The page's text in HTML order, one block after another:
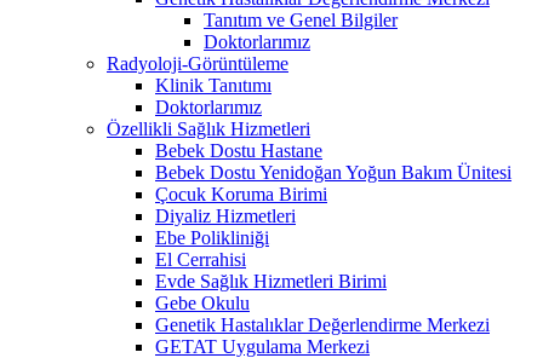
Tanıtım ve Genel Bilgiler
Doktorlarımız
Radyoloji-Görüntüleme
Klinik Tanıtımı
Doktorlarımız
Özellikli Sağlık Hizmetleri
Bebek Dostu Hastane
Bebek Dostu Yenidoğan Yoğun Bakım Ünitesi
Çocuk Koruma Birimi
Diyaliz Hizmetleri
Ebe Polikliniği
El Cerrahisi
Evde Sağlık Hizmetleri Birimi
Gebe Okulu
Genetik Hastalıklar Değerlendirme Merkezi
GETAT Uygulama Merkezi